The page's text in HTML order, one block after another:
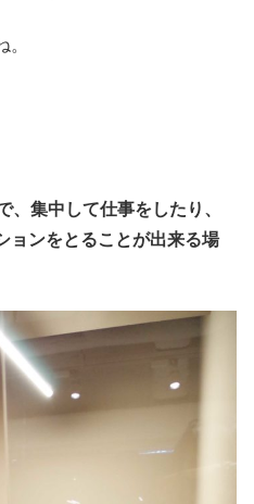
、集中して仕事をしたり、
ョンをとることが出来る場